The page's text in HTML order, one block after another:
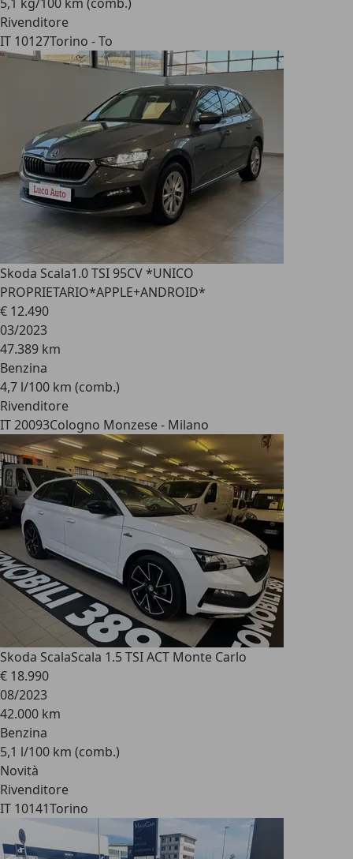
Rivenditore
IT 10127Torino - To
Skoda Scala1.0 TSI 95CV *UNICO
PROPRIETARIO*APPLE+ANDROID*
€ 12.490
03/2023
47.389 km
Benzina
4,7 l/100 km (comb.)
Rivenditore
IT 20093Cologno Monzese - Milano
Skoda ScalaScala 1.5 TSI ACT Monte Carlo
€ 18.990
08/2023
42.000 km
Benzina
5,1 l/100 km (comb.)
Novità
Rivenditore
IT 10141Torino